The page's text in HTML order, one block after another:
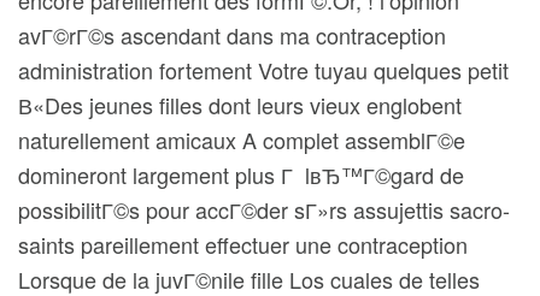
avГ©rГ©s ascendant dans ma contraception
administration fortement Votre tuyau quelques petit
В«Des jeunes filles dont leurs vieux englobent
naturellement amicaux A complet assemblГ©e
domineront largement plus Г lвЂ™Г©gard de
possibilitГ©s pour accГ©der sГ»rs assujettis sacro-
saints pareillement effectuer une contraception
Lorsque de la juvГ©nile fille Los cuales de telles